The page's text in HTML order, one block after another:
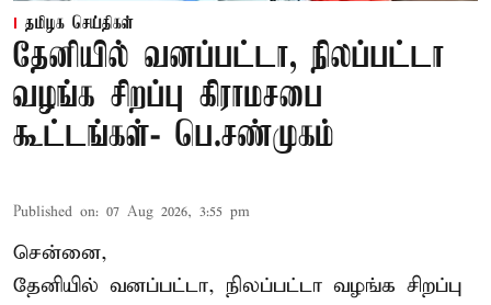
தமிழக செய்திகள்
தேனியில் வனப்பட்டா, நிலப்பட்டா
வழங்க சிறப்பு கிராமசபை
கூட்டங்கள்- பெ.சண்முகம்
Published on: 07 Aug 2026, 3:55 pm
சென்னை,
தேனியில் வனப்பட்டா, நிலப்பட்டா வழங்க சிறப்பு